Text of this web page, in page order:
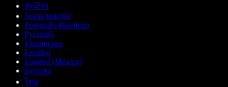
한국어
Norsk bokmål
Português Brasileiro
Русский
Українська
Español
Español (México)
Svenska
ไทย